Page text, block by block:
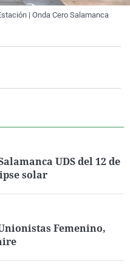
| Onda Cero Salamanca
UDS del 12 de
solar
Femenino,